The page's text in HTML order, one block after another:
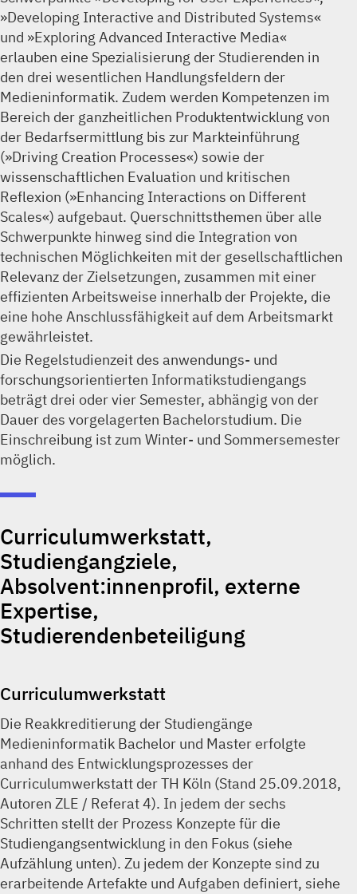
»Developing Interactive and Distributed Systems«
und »Exploring Advanced Interactive Media«
erlauben eine Spezialisierung der Studierenden in
den drei wesentlichen Handlungsfeldern der
Medieninformatik. Zudem werden Kompetenzen im
Bereich der ganzheitlichen Produktentwicklung von
der Bedarfsermittlung bis zur Markteinführung
(»Driving Creation Processes«) sowie der
wissenschaftlichen Evaluation und kritischen
Reflexion (»Enhancing Interactions on Different
Scales«) aufgebaut. Querschnittsthemen über alle
Schwerpunkte hinweg sind die Integration von
technischen Möglichkeiten mit der gesellschaftlichen
Relevanz der Zielsetzungen, zusammen mit einer
effizienten Arbeitsweise innerhalb der Projekte, die
eine hohe Anschlussfähigkeit auf dem Arbeitsmarkt
gewährleistet.
Die Regelstudienzeit des anwendungs- und
forschungsorientierten Informatikstudiengangs
beträgt drei oder vier Semester, abhängig von der
Dauer des vorgelagerten Bachelorstudium. Die
Einschreibung ist zum Winter- und Sommersemester
möglich.
Curriculumwerkstatt,
Studiengangziele,
Absolvent:innenprofil, externe
Expertise,
Studierendenbeteiligung
Curriculumwerkstatt
Die Reakkreditierung der Studiengänge
Medieninformatik Bachelor und Master erfolgte
anhand des Entwicklungsprozesses der
Curriculumwerkstatt der TH Köln (Stand 25.09.2018,
Autoren ZLE / Referat 4). In jedem der sechs
Schritten stellt der Prozess Konzepte für die
Studiengangsentwicklung in den Fokus (siehe
Aufzählung unten). Zu jedem der Konzepte sind zu
erarbeitende Artefakte und Aufgaben definiert, siehe